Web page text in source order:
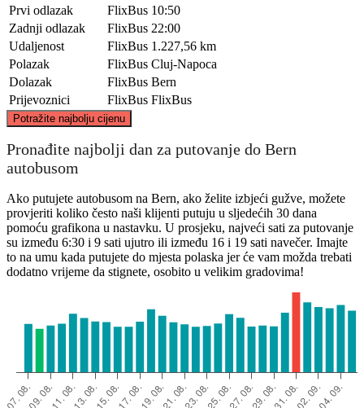
Prvi odlazak
FlixBus 10:50
Zadnji odlazak
FlixBus 22:00
Udaljenost
FlixBus 1.227,56 km
Polazak
FlixBus Cluj-Napoca
Dolazak
FlixBus Bern
Prijevoznici
FlixBus FlixBus
Potražite najbolju cijenu
Cluj-Napoca
Bern
©
Pronađite najbolji dan za putovanje do Bern
autobusom
Ako putujete autobusom na Bern, ako želite izbjeći gužve, možete
provjeriti koliko često naši klijenti putuju u sljedećih 30 dana
pomoću grafikona u nastavku. U prosjeku, najveći sati za putovanje
su između 6:30 i 9 sati ujutro ili između 16 i 19 sati navečer. Imajte
to na umu kada putujete do mjesta polaska jer će vam možda trebati
dodatno vrijeme da stignete, osobito u velikim gradovima!